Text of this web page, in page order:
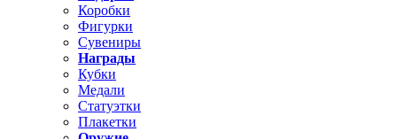
Коробки
Фигурки
Сувениры
Награды
Кубки
Медали
Статуэтки
Плакетки